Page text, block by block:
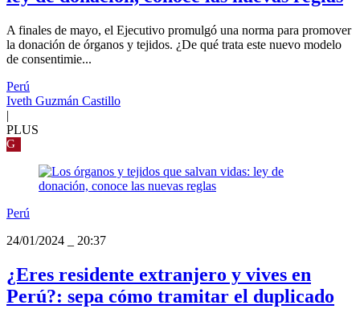
A finales de mayo, el Ejecutivo promulgó una norma para promover
la donación de órganos y tejidos. ¿De qué trata este nuevo modelo
de consentimie...
Perú
Iveth Guzmán Castillo
|
PLUS
G
Perú
24/01/2024
20:37
¿Eres residente extranjero y vives en
Perú?: sepa cómo tramitar el duplicado